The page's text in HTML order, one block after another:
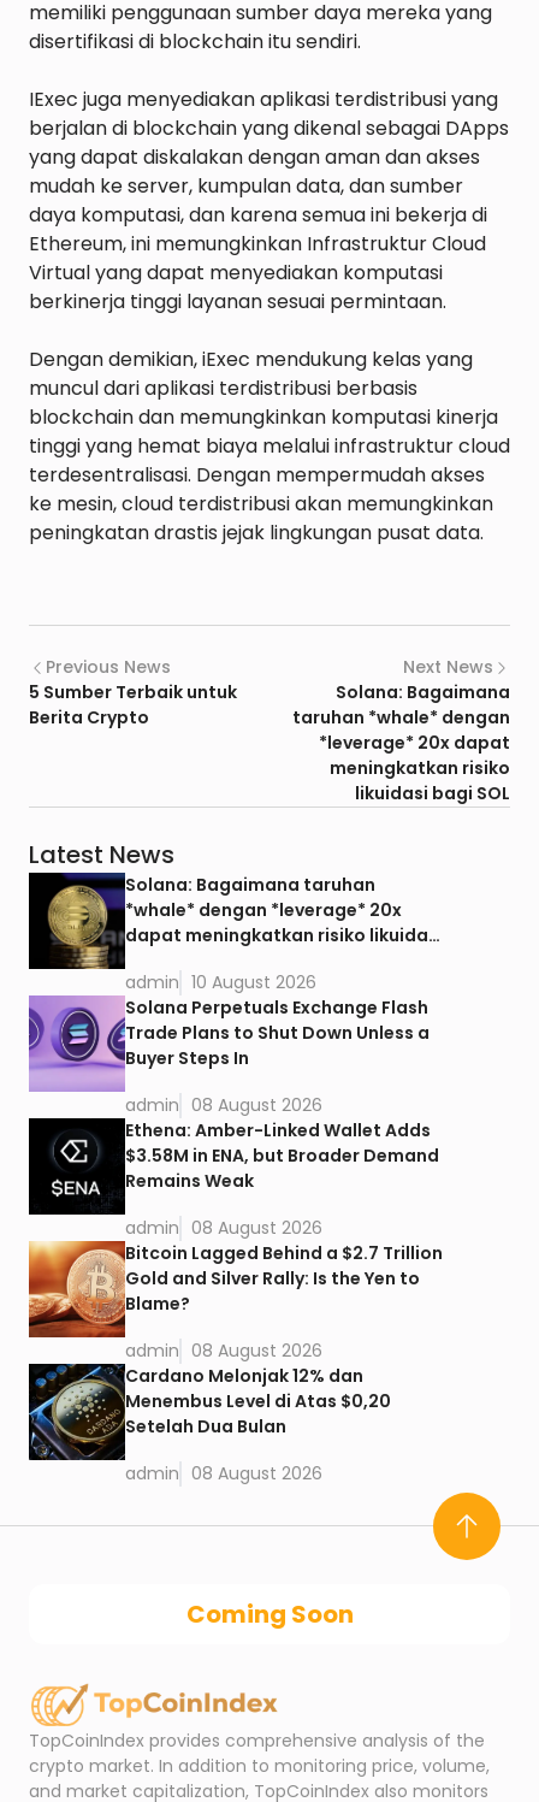
memiliki penggunaan sumber daya mereka yang
disertifikasi di blockchain itu sendiri.
IExec juga menyediakan aplikasi terdistribusi yang
berjalan di blockchain yang dikenal sebagai DApps
yang dapat diskalakan dengan aman dan akses
mudah ke server, kumpulan data, dan sumber
daya komputasi, dan karena semua ini bekerja di
Ethereum, ini memungkinkan Infrastruktur Cloud
Virtual yang dapat menyediakan komputasi
berkinerja tinggi layanan sesuai permintaan.
Dengan demikian, iExec mendukung kelas yang
muncul dari aplikasi terdistribusi berbasis
blockchain dan memungkinkan komputasi kinerja
tinggi yang hemat biaya melalui infrastruktur cloud
terdesentralisasi. Dengan mempermudah akses
ke mesin, cloud terdistribusi akan memungkinkan
peningkatan drastis jejak lingkungan pusat data.
Previous News
5 Sumber Terbaik untuk
Berita Crypto
Next News
Solana: Bagaimana
taruhan *whale* dengan
*leverage* 20x dapat
meningkatkan risiko
likuidasi bagi SOL
Latest News
Solana: Bagaimana taruhan
*whale* dengan *leverage* 20x
dapat meningkatkan risiko likuidasi
admin 10 August 2026
Solana Perpetuals Exchange Flash
Trade Plans to Shut Down Unless a
Buyer Steps In
admin 08 August 2026
Ethena: Amber-Linked Wallet Adds
$3.58M in ENA, but Broader Demand
Remains Weak
admin 08 August 2026
Bitcoin Lagged Behind a $2.7 Trillion
Gold and Silver Rally: Is the Yen to
Blame?
admin 08 August 2026
Cardano Melonjak 12% dan
Menembus Level di Atas $0,20
Setelah Dua Bulan
admin 08 August 2026
Coming Soon
TopCoinIndex provides comprehensive analysis of the
crypto market. In addition to monitoring price, volume,
and market capitalization, TopCoinIndex also monitors